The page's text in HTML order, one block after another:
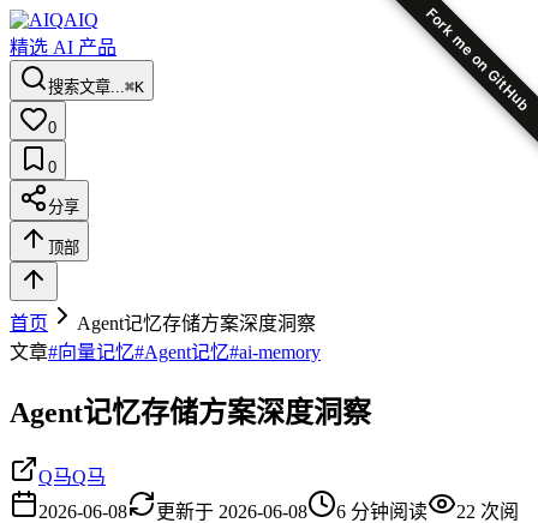
Fork me on GitHub
AIQ
精选 AI 产品
搜索文章...⌘K
0
0
分享
顶部
首页
Agent记忆存储方案深度洞察
文章#向量记忆#Agent记忆#ai-memory
Agent记忆存储方案深度洞察
Q马Q马
2026-06-08
更新于 2026-06-08 6 分钟阅读 22 次阅